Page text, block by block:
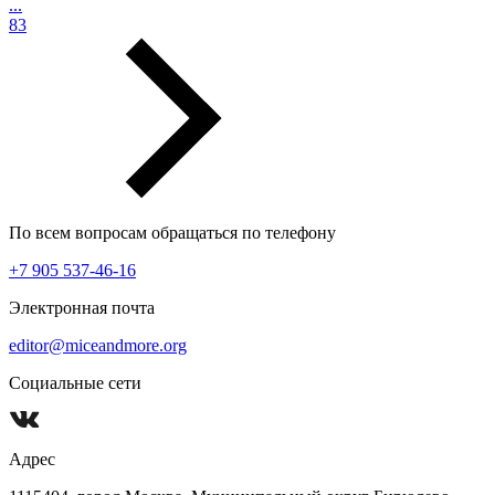
...
83
По всем вопросам обращаться по телефону
+7 905 537-46-16
Электронная почта
editor@miceandmore.org
Социальные сети
Адрес